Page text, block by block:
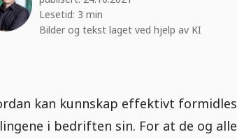
Lesetid: 3 min
Bilder og tekst laget ved hjelp av KI
kan kunnskap effektivt
i bedriften sin. For at de og